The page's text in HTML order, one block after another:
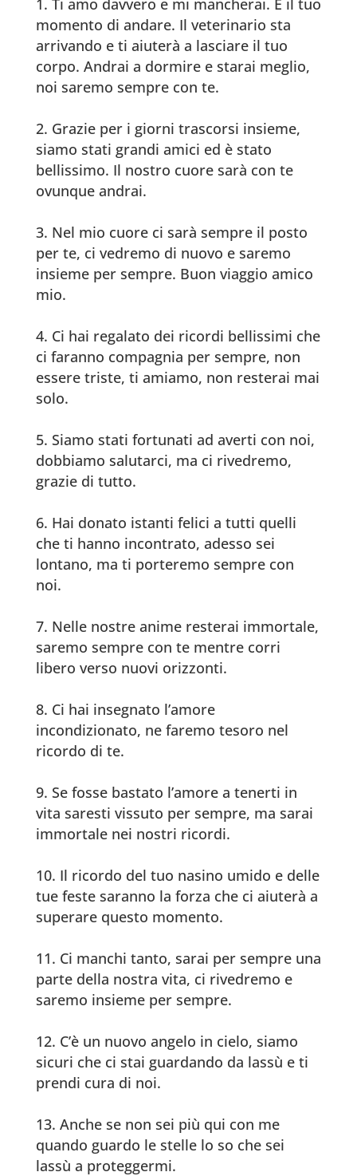
momento di andare. Il veterinario sta
arrivando e ti aiuterà a lasciare il tuo
corpo. Andrai a dormire e starai meglio,
noi saremo sempre con te.
Grazie per i giorni trascorsi insieme,
siamo stati grandi amici ed è stato
bellissimo. Il nostro cuore sarà con te
ovunque andrai.
Nel mio cuore ci sarà sempre il posto
per te, ci vedremo di nuovo e saremo
insieme per sempre. Buon viaggio amico
mio.
Ci hai regalato dei ricordi bellissimi che
ci faranno compagnia per sempre, non
essere triste, ti amiamo, non resterai mai
solo.
Siamo stati fortunati ad averti con noi,
dobbiamo salutarci, ma ci rivedremo,
grazie di tutto.
Hai donato istanti felici a tutti quelli
che ti hanno incontrato, adesso sei
lontano, ma ti porteremo sempre con
noi.
Nelle nostre anime resterai immortale,
saremo sempre con te mentre corri
libero verso nuovi orizzonti.
Ci hai insegnato l’amore
incondizionato, ne faremo tesoro nel
ricordo di te.
Se fosse bastato l’amore a tenerti in
vita saresti vissuto per sempre, ma sarai
immortale nei nostri ricordi.
Il ricordo del tuo nasino umido e delle
tue feste saranno la forza che ci aiuterà a
superare questo momento.
Ci manchi tanto, sarai per sempre una
parte della nostra vita, ci rivedremo e
saremo insieme per sempre.
C’è un nuovo angelo in cielo, siamo
sicuri che ci stai guardando da lassù e ti
prendi cura di noi.
Anche se non sei più qui con me
quando guardo le stelle lo so che sei
lassù a proteggermi.